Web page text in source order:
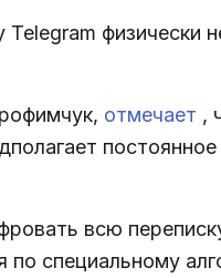
отмечает ,
всю
по специальному